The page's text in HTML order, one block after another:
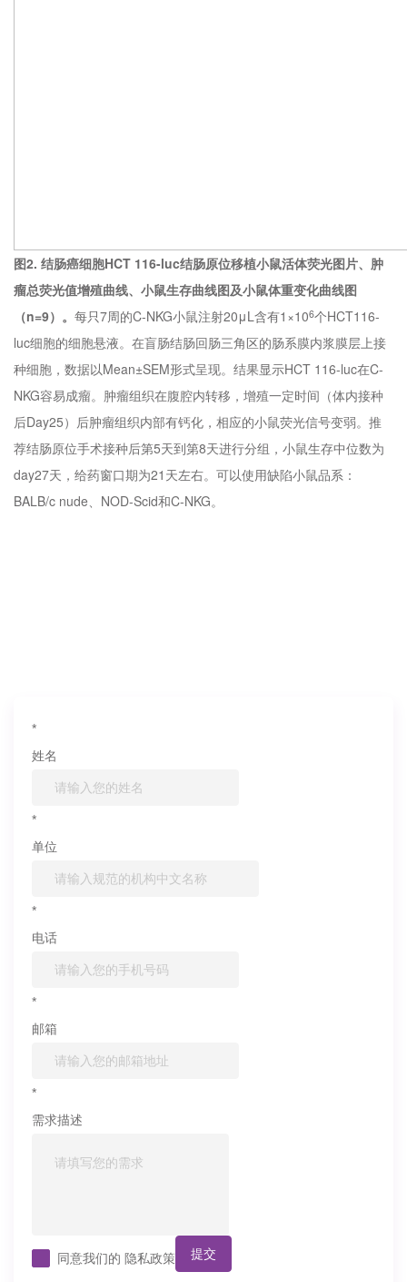
图2. 结肠癌细胞HCT 116-luc结肠原位移植小鼠活体荧光图片、肿
瘤总荧光值增殖曲线、小鼠生存曲线图及小鼠体重变化曲线图
（n=9）。 每只7周的C-NKG小鼠注射20μL含有1×106个HCT116-
luc细胞的细胞悬液。在盲肠结肠回肠三角区的肠系膜内浆膜层上接
种细胞，数据以Mean±SEM形式呈现。结果显示HCT 116-luc在C-
NKG容易成瘤。肿瘤组织在腹腔内转移，增殖一定时间（体内接种
后Day25）后肿瘤组织内部有钙化，相应的小鼠荧光信号变弱。推
荐结肠原位手术接种后第5天到第8天进行分组，小鼠生存中位数为
day27天，给药窗口期为21天左右。可以使用缺陷小鼠品系：
BALB/c nude、NOD-Scid和C-NKG。
*
姓名
*
单位
*
电话
*
邮箱
*
需求描述
同意我们的 隐私政策 提交